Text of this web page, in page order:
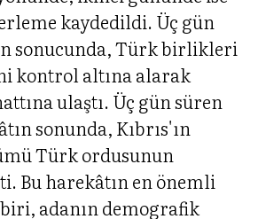
kaydedildi. Üç gün
sonucunda, Türk birlikleri
kontrol altına alarak
ulaştı. Üç gün süren
sonunda, Kıbrıs'ın
Türk ordusunun
Bu harekâtın en önemli
adanın demografik